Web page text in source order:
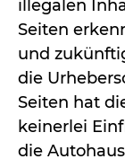
illegalen
Seiten
und
die
Seiten hat
keinerlei
die